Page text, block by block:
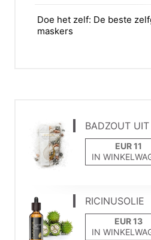
Doe het zelf: De beste
maskers
BADZOUT
IN
RICINUSOLIE
IN